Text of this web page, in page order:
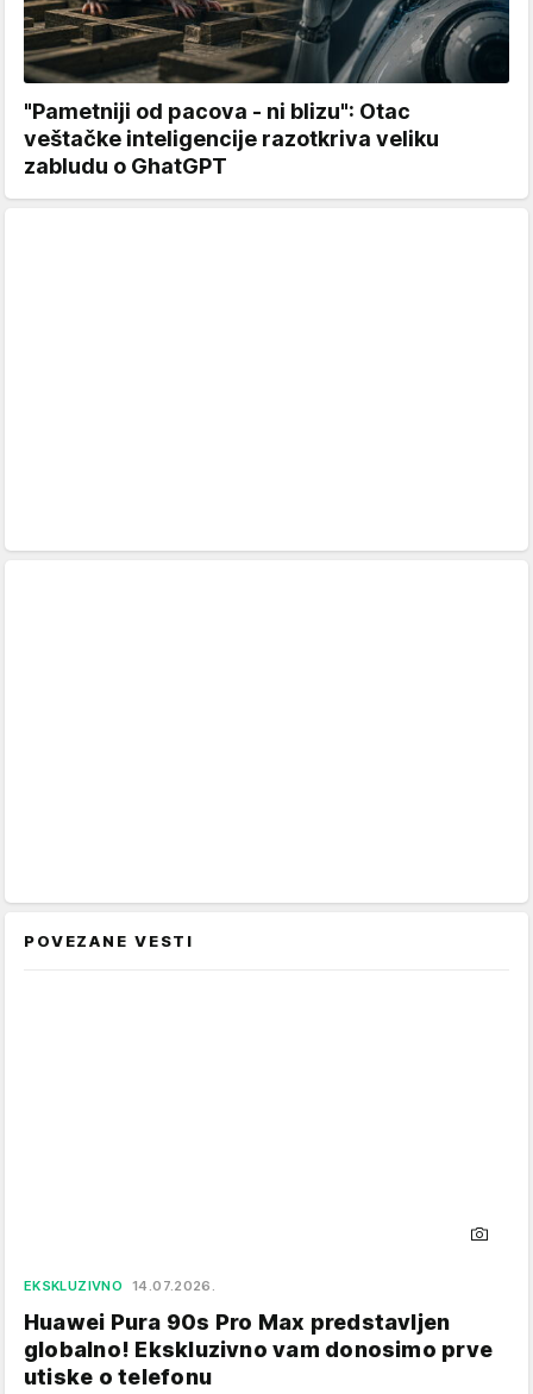
"Pametniji od pacova - ni blizu": Otac
veštačke inteligencije razotkriva veliku
zabludu o GhatGPT
POVEZANE VESTI
EKSKLUZIVNO 14.07.2026.
Huawei Pura 90s Pro Max predstavljen
globalno! Ekskluzivno vam donosimo prve
utiske o telefonu